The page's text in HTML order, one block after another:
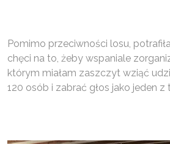
Pomimo przeciwności losu,
chęci na to, żeby wspaniale
którym miałam zaszczyt wziąć
120 osób i zabrać głos jako jeden